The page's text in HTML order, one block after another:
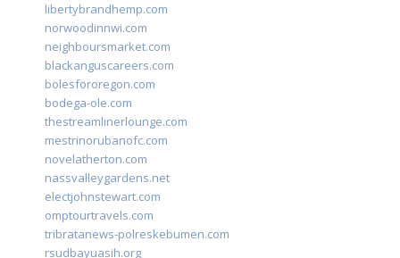
libertybrandhemp.com
norwoodinnwi.com
neighboursmarket.com
blackanguscareers.com
bolesfororegon.com
bodega-ole.com
thestreamlinerlounge.com
mestrinorubanofc.com
novelatherton.com
nassvalleygardens.net
electjohnstewart.com
omptourtravels.com
tribratanews-polreskebumen.com
rsudbayuasih.org